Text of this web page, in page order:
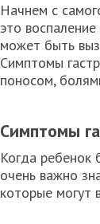
Начнем с
это
может быть
Симптомы
поносом,
Симптомы
Когда ребенок
очень важно
которые могут